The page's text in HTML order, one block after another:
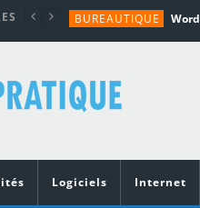
BUREAUTIQUE
TUTORIALS
MATÉRIEL
Logiciels Internet